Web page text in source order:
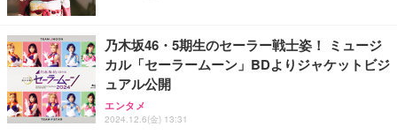
乃木坂46・5期生のセーラー戦士姿！ ミュージ
カル「セーラームーン」BDよりジャケットビジ
ュアル公開
エンタメ
2024.12.6(金) 13:31